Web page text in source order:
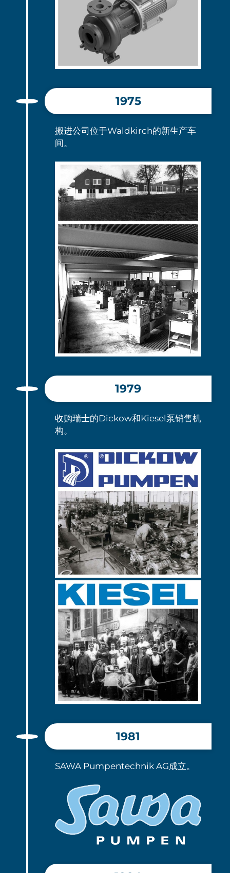
1975
搬进公司位于Waldkirch的新生产车
间。
1979
收购瑞士的Dickow和Kiesel泵销售机
构。
1981
SAWA Pumpentechnik AG成立。